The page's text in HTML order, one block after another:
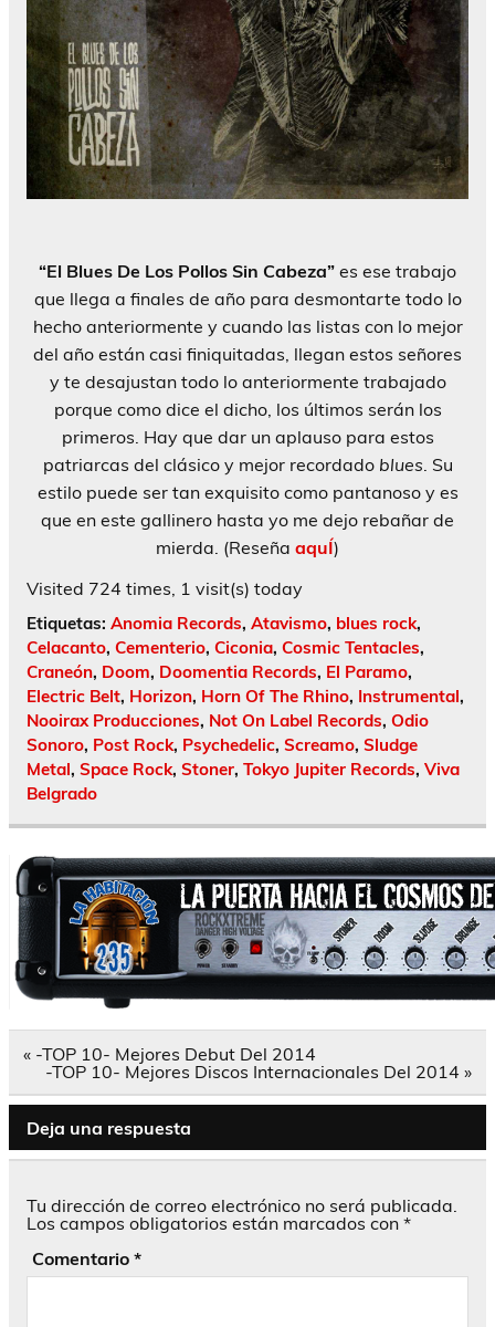
“El Blues De Los Pollos Sin Cabeza” es ese trabajo
que llega a finales de año para desmontarte todo lo
hecho anteriormente y cuando las listas con lo mejor
del año están casi finiquitadas, llegan estos señores
y te desajustan todo lo anteriormente trabajado
porque como dice el dicho, los últimos serán los
primeros. Hay que dar un aplauso para estos
patriarcas del clásico y mejor recordado blues . Su
estilo puede ser tan exquisito como pantanoso y es
que en este gallinero hasta yo me dejo rebañar de
mierda. (Reseña aquÍ)
Visited 724 times, 1 visit(s) today
Etiquetas: Anomia Records, Atavismo, blues rock,
Celacanto, Cementerio, Ciconia, Cosmic Tentacles,
Craneón, Doom, Doomentia Records, El Paramo,
Electric Belt, Horizon, Horn Of The Rhino, Instrumental,
Nooirax Producciones, Not On Label Records, Odio
Sonoro, Post Rock, Psychedelic, Screamo, Sludge
Metal, Space Rock, Stoner, Tokyo Jupiter Records, Viva
Belgrado
Navegación
« -TOP 10- Mejores Debut Del 2014
-TOP 10- Mejores Discos Internacionales Del 2014 »
Deja una respuesta
Tu dirección de correo electrónico no será publicada.
Los campos obligatorios están marcados con *
Comentario *